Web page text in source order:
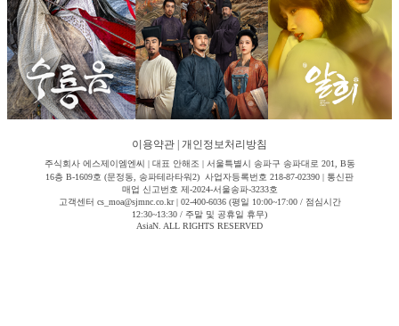
이용약관 개인정보처리방침
주식회사 에스제이엠엔씨 | 대표 안해조 | 서울특별시 송파구 송파대로 201, B동
16층 B-1609호 (문정동, 송파테라타워2) 사업자등록번호 218-87-02390 | 통신판
매업 신고번호 제-2024-서울송파-3233호
고객센터 cs_moa@sjmnc.co.kr | 02-400-6036 (평일 10:00~17:00 / 점심시간
12:30~13:30 / 주말 및 공휴일 휴무)
AsiaN. ALL RIGHTS RESERVED